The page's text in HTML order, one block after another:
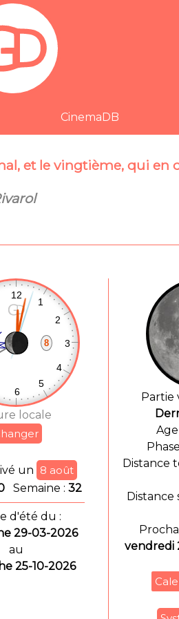
CinemaDB
et le vingtième, qui en
8
locale
un 8 août
Semaine : 32
d'été du :
29-03-2026
au
25-10-2026
Partie
Age
Phase
Distance
vendredi